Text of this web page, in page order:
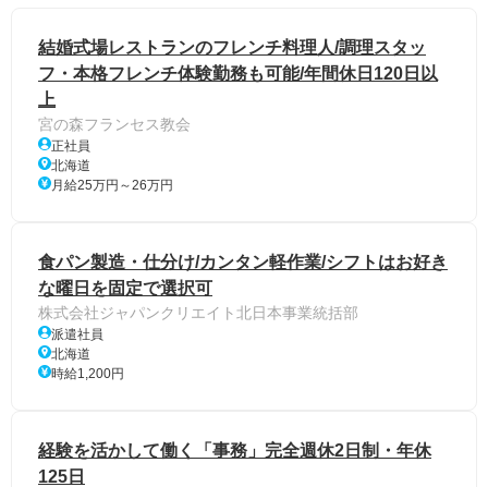
結婚式場レストランのフレンチ料理人/調理スタッ
フ・本格フレンチ体験勤務も可能/年間休日120日以
上
宮の森フランセス教会
正社員
北海道
月給25万円～26万円
食パン製造・仕分け/カンタン軽作業/シフトはお好き
な曜日を固定で選択可
株式会社ジャパンクリエイト北日本事業統括部
派遣社員
北海道
時給1,200円
経験を活かして働く「事務」完全週休2日制・年休
125日